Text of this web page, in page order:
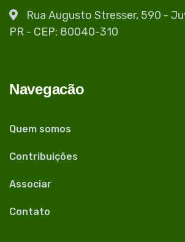
Rua Augusto Stresser, 590 -
PR - CEP: 80040-310
Navegacão
Quem somos
Contribuições
Associar
Contato